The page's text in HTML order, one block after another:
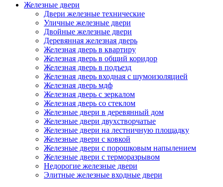
Железные двери
Двери железные технические
Уличные железные двери
Двойные железные двери
Деревянная железная дверь
Железная дверь в квартиру
Железная дверь в общий коридор
Железная дверь в подъезд
Железная дверь входная с шумоизоляцией
Железная дверь мдф
Железная дверь с зеркалом
Железная дверь со стеклом
Железные двери в деревянный дом
Железные двери двухстворчатые
Железные двери на лестничную площадку
Железные двери с ковкой
Железные двери с порошковым напылением
Железные двери с терморазрывом
Недорогие железные двери
Элитные железные входные двери